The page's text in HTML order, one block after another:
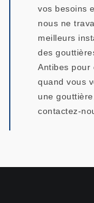
vos besoins
nous ne
meilleurs
des
Antibes pour
quand vous
une
contactez-